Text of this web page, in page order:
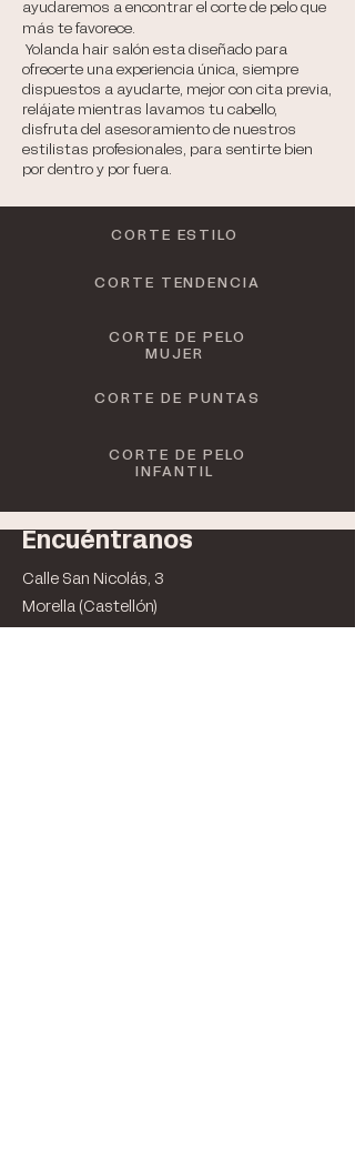
ayudaremos a encontrar el corte de pelo que
más te favorece.
Yolanda hair salón esta diseñado para
ofrecerte una experiencia única, siempre
dispuestos a ayudarte, mejor con cita previa,
relájate mientras lavamos tu cabello,
disfruta del asesoramiento de nuestros
estilistas profesionales, para sentirte bien
por dentro y por fuera.
CORTE ESTILO
CORTE TENDENCIA
CORTE DE PELO
MUJER
CORTE DE PUNTAS
CORTE DE PELO
INFANTIL
Encuéntranos
Calle San Nicolás, 3
Morella (Castellón)